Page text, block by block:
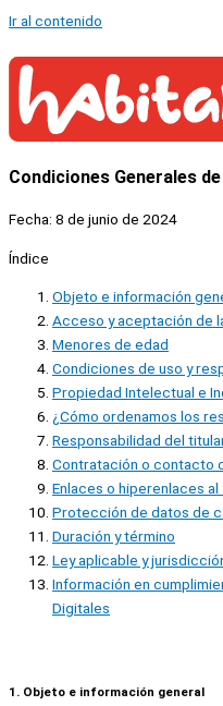
Ir al contenido
Condiciones Generales
Fecha: 8 de junio de 2024
Índice
Objeto e información
Acceso y aceptación de
Menores de edad
Condiciones de uso y
Propiedad Intelectual e
¿Cómo ordenamos los
Responsabilidad del
Contratación o contacto
Enlaces o hiperenlaces al
Protección de datos de
Duración y término
Ley aplicable y
Información en
Digitales
1. Objeto e información general